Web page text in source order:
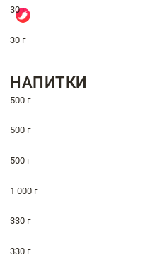
30 г
30 г
НАПИТКИ
500 г
500 г
500 г
1 000 г
330 г
330 г